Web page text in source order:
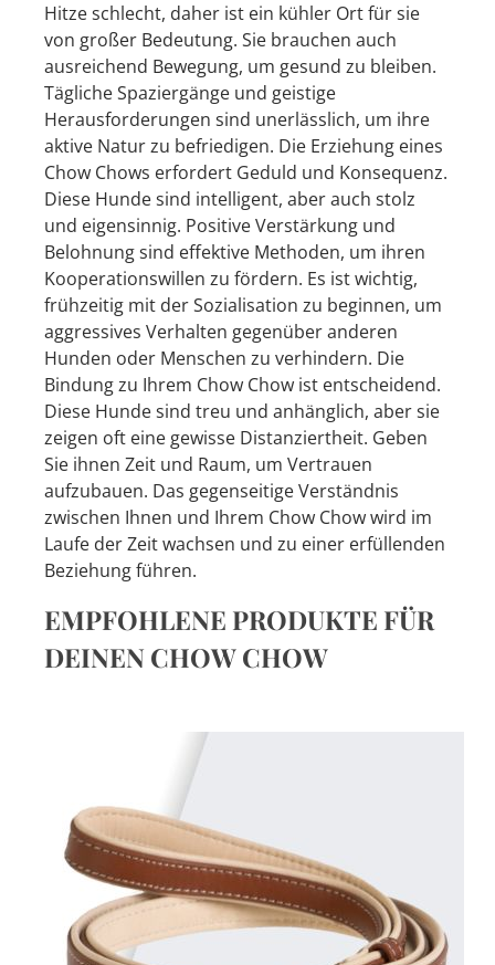
Hitze schlecht, daher ist ein kühler Ort für sie
von großer Bedeutung. Sie brauchen auch
ausreichend Bewegung, um gesund zu bleiben.
Tägliche Spaziergänge und geistige
Herausforderungen sind unerlässlich, um ihre
aktive Natur zu befriedigen. Die Erziehung eines
Chow Chows erfordert Geduld und Konsequenz.
Diese Hunde sind intelligent, aber auch stolz
und eigensinnig. Positive Verstärkung und
Belohnung sind effektive Methoden, um ihren
Kooperationswillen zu fördern. Es ist wichtig,
frühzeitig mit der Sozialisation zu beginnen, um
aggressives Verhalten gegenüber anderen
Hunden oder Menschen zu verhindern. Die
Bindung zu Ihrem Chow Chow ist entscheidend.
Diese Hunde sind treu und anhänglich, aber sie
zeigen oft eine gewisse Distanziertheit. Geben
Sie ihnen Zeit und Raum, um Vertrauen
aufzubauen. Das gegenseitige Verständnis
zwischen Ihnen und Ihrem Chow Chow wird im
Laufe der Zeit wachsen und zu einer erfüllenden
Beziehung führen.
EMPFOHLENE PRODUKTE FÜR
DEINEN CHOW CHOW